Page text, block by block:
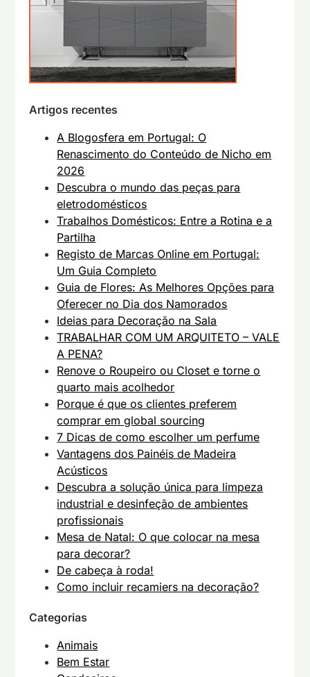
Artigos recentes
A Blogosfera em Portugal: O
Renascimento do Conteúdo de Nicho em
2026
Descubra o mundo das peças para
eletrodomésticos
Trabalhos Domésticos: Entre a Rotina e a
Partilha
Registo de Marcas Online em Portugal:
Um Guia Completo
Guia de Flores: As Melhores Opções para
Oferecer no Dia dos Namorados
Ideias para Decoração na Sala
TRABALHAR COM UM ARQUITETO – VALE
A PENA?
Renove o Roupeiro ou Closet e torne o
quarto mais acolhedor
Porque é que os clientes preferem
comprar em global sourcing
7 Dicas de como escolher um perfume
Vantagens dos Painéis de Madeira
Acústicos
Descubra a solução única para limpeza
industrial e desinfeção de ambientes
profissionais
Mesa de Natal: O que colocar na mesa
para decorar?
De cabeça à roda!
Como incluir recamiers na decoração?
Categorias
Animais
Bem Estar